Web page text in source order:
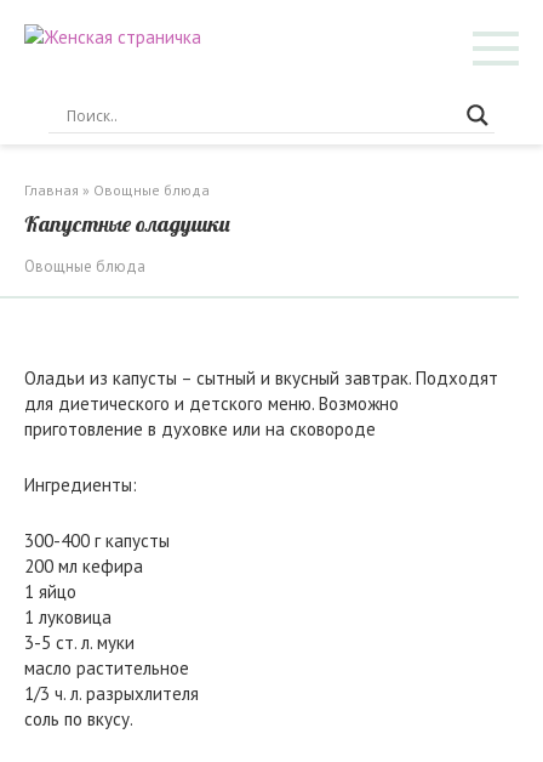
Главная » Овощные блюда
Капустные оладушки
Овощные блюда
Оладьи из капусты – сытный и вкусный завтрак. Подходят
для диетического и детского меню. Возможно
приготовление в духовке или на сковороде
Ингредиенты:
300-400 г капусты
200 мл кефира
1 яйцо
1 луковица
3-5 ст. л. муки
масло растительное
1/3 ч. л. разрыхлителя
соль по вкусу.